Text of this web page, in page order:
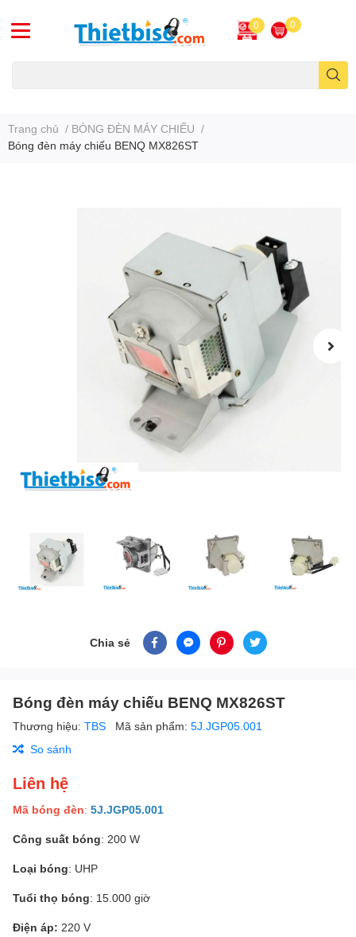
0 0
Trang chủ / BÓNG ĐÈN MÁY CHIẾU /
Bóng đèn máy chiếu BENQ MX826ST
Chia sẻ
Bóng đèn máy chiếu BENQ MX826ST
Thương hiệu: TBS Mã sản phẩm: 5J.JGP05.001
So sánh
Liên hệ
Mã bóng đèn: 5J.JGP05.001
Công suất bóng: 200 W
Loại bóng: UHP
Tuổi thọ bóng: 15.000 giờ
Điện áp: 220 V